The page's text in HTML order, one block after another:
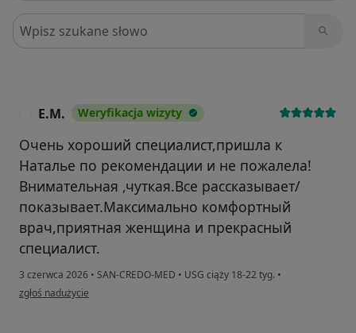
Szukaj w opiniach
E.M. Weryfikacja wizyty
Очень хороший специалист,пришла к
Наталье по рекомендации и не пожалела!
Внимательная ,чуткая.Все рассказывает/
показывает.Максимально комфортный
врач,приятная женщина и прекрасный
специалист.
3 czerwca 2026 • SAN-CREDO-MED • USG ciąży 18-22 tyg. •
w opinii użytkownika E.M.
zgłoś nadużycie